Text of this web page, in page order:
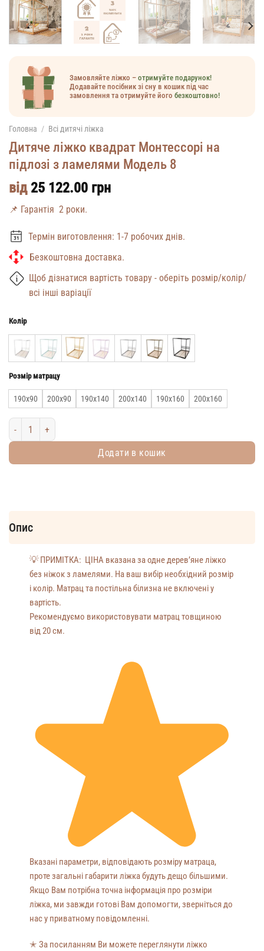
Замовляйте ліжко – отримуйте подарунок!
Додавайте посібник зі сну в кошик під час
замовлення та отримуйте його безкоштовно!
Головна / Всі дитячі ліжка
Дитяче ліжко квадрат Монтессорі на
підлозі з ламелями Модель 8
від 25 122.00 грн
📌 Гарантія 2 роки.
Термін виготовлення: 1-7 робочих днів.
Безкоштовна доставка.
Щоб дізнатися вартість товару - оберіть розмір/колір/
всі інші варіації
Колір
Розмір матрацу
190х90 200х90 190х140 200х140 190х160 200х160
Дитяче ліжко квадрат Монтессорі на підлозі з ламелями Модель 8
Додати в кошик
Опис
💡ПРИМІТКА: ЦІНА вказана за одне дерев’яне ліжко
без ніжок з ламелями. На ваш вибір необхідний розмір
і колір. Матрац та постільна білизна не включені у
вартість.
Рекомендуємо використовувати матрац товщиною
від 20 см.
Вказані параметри, відповідають розміру матраца,
проте загальні габарити ліжка будуть дещо більшими.
Якщо Вам потрібна точна інформація про розміри
ліжка, ми завжди готові Вам допомогти, зверніться до
нас у приватному повідомленні.
✭ За посиланням Ви можете переглянути ліжко